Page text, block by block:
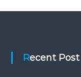
Recent Post